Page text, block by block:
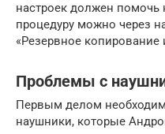
настроек должен помочь
процедуру можно через
«Резервное копирование
Проблемы с
Первым делом
наушники, которые